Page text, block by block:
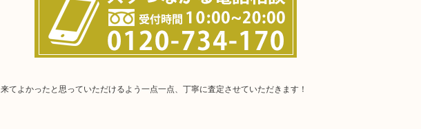
てよかったと思っていただけるよう一点一点、丁寧に査定させていただきます！